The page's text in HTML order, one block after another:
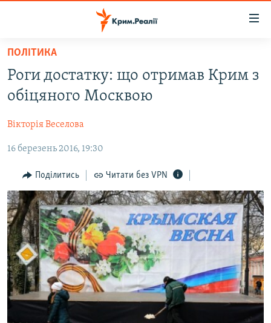
Перейти
основного
матеріалу
до
навігації
Перейти
пошуку
ВОДА.КРИМ
ПОЛІТИКА
БЛОГИ
ПОГЛЯД
ІНТЕРВ'Ю
ВСЕ ЗА ДЕНЬ
СПЕЦПРОЕКТИ
ДЕПОРТАЦІЯ
ВІДЕОУРОКИ «ELIFBE»
СВІДЧЕННЯ ОКУПАЦІЇ
ЯК ОБІЙТИ БЛОКУВАННЯ
Русский
Qırımtatar
ПОЛІТИКА
Роги достатку: що отримав Крим з
обіцяного Москвою
Вікторія Веселова
16 березень 2016, 19:30
Поділитись Читати без VPN